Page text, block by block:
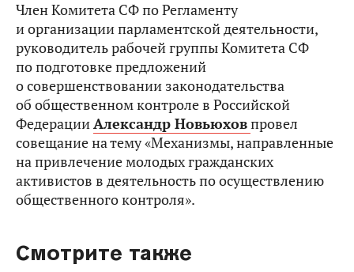
Член Комитета СФ по Регламенту
и организации парламентской деятельности,
руководитель рабочей группы Комитета СФ
по подготовке предложений
о совершенствовании законодательства
об общественном контроле в Российской
ФедерацииАлександр Новьюховпровел
совещание на тему «Механизмы, направленные
на привлечение молодых гражданских
активистов в деятельность по осуществлению
общественного контроля».
Смотрите также